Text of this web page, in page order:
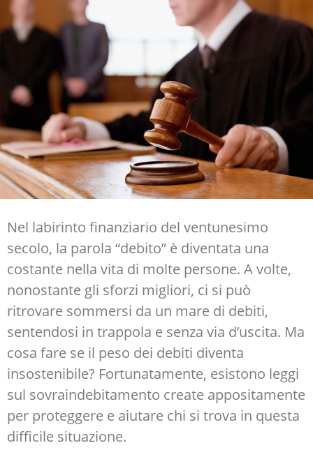
Nel labirinto finanziario del ventunesimo
secolo, la parola “debito” è diventata una
costante nella vita di molte persone. A volte,
nonostante gli sforzi migliori, ci si può
ritrovare sommersi da un mare di debiti,
sentendosi in trappola e senza via d’uscita. Ma
cosa fare se il peso dei debiti diventa
insostenibile? Fortunatamente, esistono leggi
sul sovraindebitamento create appositamente
per proteggere e aiutare chi si trova in questa
difficile situazione.